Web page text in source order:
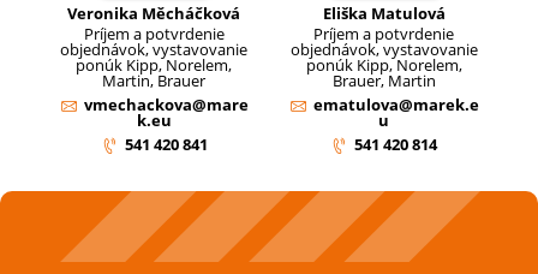
Veronika Měcháčková
Príjem a potvrdenie
objednávok, vystavovanie
ponúk Kipp, Norelem,
Martin, Brauer
vmechackova@mare
k.eu
541 420 841
Eliška Matulová
Príjem a potvrdenie
objednávok, vystavovanie
ponúk Kipp, Norelem,
Brauer, Martin
ematulova@marek.e
u
541 420 814